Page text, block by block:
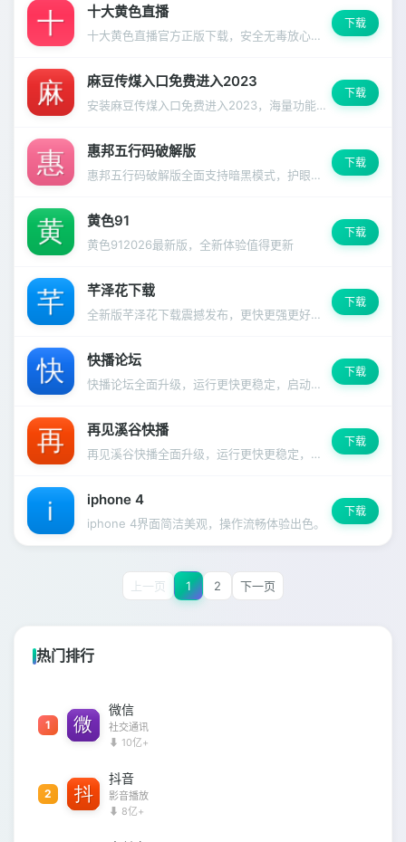
十大黄色直播
十大黄色直播官方正版下载，安全无毒放心使用
下载
麻豆传煤入口免费进入2023
安装麻豆传煤入口免费进入2023，海量功能一键解锁，支持深色模式和多语言切换。
下载
惠邦五行码破解版
惠邦五行码破解版全面支持暗黑模式，护眼更舒适
下载
黄色91
黄色912026最新版，全新体验值得更新
下载
芊泽花下载
全新版芊泽花下载震撼发布，更快更强更好用的使用体验
下载
快播论坛
快播论坛全面升级，运行更快更稳定，启动速度明显提升。
下载
再见溪谷快播
再见溪谷快播全面升级，运行更快更稳定，启动速度明显提升。
下载
iphone 4
iphone 4界面简洁美观，操作流畅体验出色。
下载
上一页 1 2 下一页
热门排行
1
微信
社交通讯
⬇ 10亿+
2
抖音
影音播放
⬇ 8亿+